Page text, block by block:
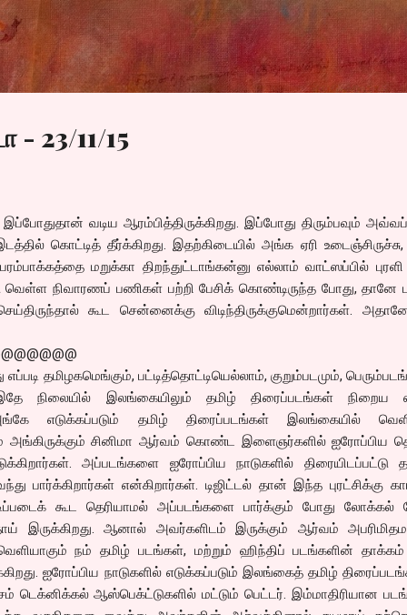
Skip to main content
- 23/11/15
வடிய ஆரம்பித்திருக்கிறது. இப்போது திரும்பவும்
கொட்டித் தீர்க்கிறது. இதற்கிடையில் அங்க ஏரி
மறுக்கா திறந்துட்டாங்கன்னு எல்லாம் வாட்ஸப்பில் புரளி
நிவாரணப் பணிகள் பற்றி பேசிக் கொண்டிருந்த போது, தானே
கூட சென்னைக்கு விடிந்திருக்குமென்றார்கள்.
எப்படி தமிழகமெங்கும், பட்டித்தொட்டியெல்லாம், குறும்படமும்,
நிலையில் இலங்கையிலும் தமிழ் திரைப்படங்கள் நிறைய
அங்கே எடுக்கப்படும் தமிழ் திரைப்படங்கள் இலங்கையில்
அங்கிருக்கும் சினிமா ஆர்வம் கொண்ட இளைஞர்களில் ஐரோப்பிய
அப்படங்களை ஐரோப்பிய நாடுகளில் திரையிடப்பட்டு
பார்க்கிறார்கள் என்கிறார்கள். டிஜிட்டல் தான் இந்த புரட்சிக்கு
கூட தெரியாமல் அப்படங்களை பார்க்கும் போது லோக்கல்
இருக்கிறது. ஆனால் அவர்களிடம் இருக்கும் ஆர்வம்
நம் தமிழ் படங்கள், மற்றும் ஹிந்திப் படங்களின்
ஐரோப்பிய நாடுகளில் எடுக்கப்படும் இலங்கைத் தமிழ்
டெக்னிக்கல் ஆஸ்பெக்ட்டுகளில் மட்டும் பெட்டர். இம்மாதிரியான